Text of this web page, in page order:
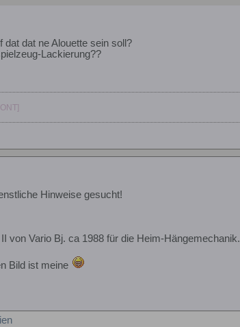
dat dat ne Alouette sein soll?
Lackierung??
Hinweise gesucht!
von Vario Bj. ca 1988 für die Heim-Hängemechanik.
Bild ist meine